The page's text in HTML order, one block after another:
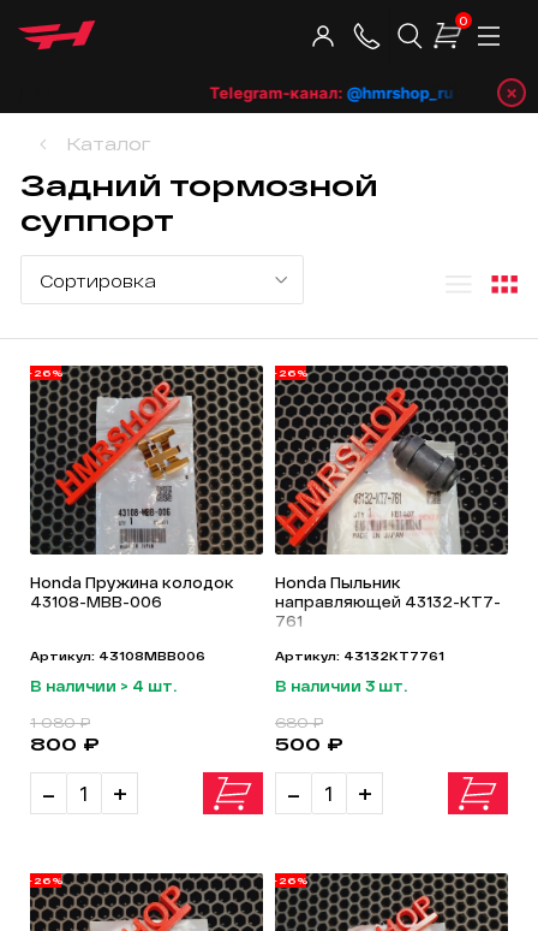
0
Telegram-канал:@hmrshop_ru 👈 ×
Каталог
Задний тормозной
суппорт
-26%
Honda Пружина колодок
43108-MBB-006
Артикул: 43108MBB006
В наличии > 4 шт.
- +
800 ₽
1 080 ₽
-26%
Honda Пыльник
направляющей 43132-KT7-
761
Артикул: 43132KT7761
В наличии 3 шт.
- +
500 ₽
680 ₽
-26% -26%